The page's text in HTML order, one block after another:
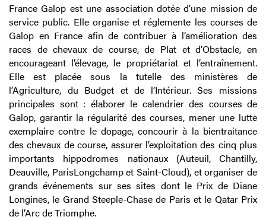
France Galop est une association dotée d’une mission de
service public. Elle organise et réglemente les courses de
Galop en France afin de contribuer à l’amélioration des
races de chevaux de course, de Plat et d’Obstacle, en
encourageant l’élevage, le propriétariat et l’entraînement.
Elle est placée sous la tutelle des ministères de
l’Agriculture, du Budget et de l’Intérieur. Ses missions
principales sont : élaborer le calendrier des courses de
Galop, garantir la régularité des courses, mener une lutte
exemplaire contre le dopage, concourir à la bientraitance
des chevaux de course, assurer l’exploitation des cinq plus
importants hippodromes nationaux (Auteuil, Chantilly,
Deauville, ParisLongchamp et Saint-Cloud), et organiser de
grands événements sur ses sites dont le Prix de Diane
Longines, le Grand Steeple-Chase de Paris et le Qatar Prix
de l’Arc de Triomphe.